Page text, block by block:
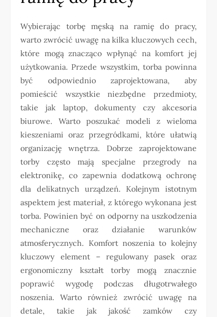
Wybierając torbę męską na ramię do pracy,
warto zwrócić uwagę na kilka kluczowych cech,
które mogą znacząco wpłynąć na komfort jej
użytkowania. Przede wszystkim, torba powinna
być odpowiednio zaprojektowana, aby
pomieścić wszystkie niezbędne przedmioty,
takie jak laptop, dokumenty czy akcesoria
biurowe. Warto poszukać modeli z wieloma
kieszeniami oraz przegródkami, które ułatwią
organizację wnętrza. Dobrze zaprojektowane
torby często mają specjalne przegrody na
elektronikę, co zapewnia dodatkową ochronę
dla delikatnych urządzeń. Kolejnym istotnym
aspektem jest materiał, z którego wykonana jest
torba. Powinien być on odporny na uszkodzenia
mechaniczne oraz działanie warunków
atmosferycznych. Komfort noszenia to kolejny
kluczowy element – regulowany pasek oraz
ergonomiczny kształt torby mogą znacznie
poprawić wygodę podczas długotrwałego
noszenia. Warto również zwrócić uwagę na
detale, takie jak jakość zamków czy